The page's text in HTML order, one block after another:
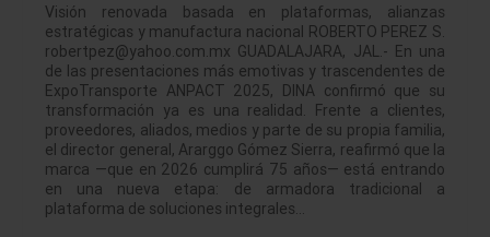
Visión renovada basada en plataformas, alianzas
estratégicas y manufactura nacional ROBERTO PEREZ S.
robertpez@yahoo.com.mx GUADALAJARA, JAL.- En una
de las presentaciones más emotivas y trascendentes de
ExpoTransporte ANPACT 2025, DINA confirmó que su
transformación ya es una realidad. Frente a clientes,
proveedores, aliados, medios y parte de su propia familia,
el director general, Ararggo Gómez Sierra, reafirmó que la
marca —que en 2026 cumplirá 75 años— está entrando
en una nueva etapa: de armadora tradicional a
plataforma de soluciones integrales…